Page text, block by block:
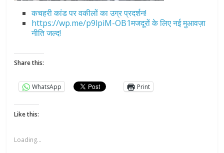
कचहरी कांड पर वकीलों का उग्र प्रदर्शन!
https://wp.me/p9lpiM-OB1मजदूरों के लिए नई मुआवज़ा
नीति जल्द!
Share this:
WhatsApp Print
Like this:
Loading...